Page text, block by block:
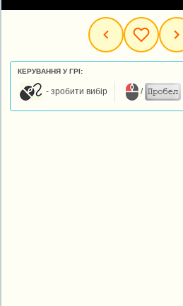
КЕРУВАННЯ У ГРІ:
- зробити вибір /